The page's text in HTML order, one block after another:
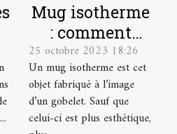
Mug isotherme
: comment
trouver un
modèle de
qualité ?
25 octobre 2023 18:26
Un mug isotherme est cet
objet fabriqué à l’image
d’un gobelet. Sauf que
celui-ci est plus esthétique,